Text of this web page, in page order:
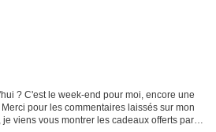
? C'est le week-end pour moi, encore une
pour les commentaires laissés sur mon
viens vous montrer les cadeaux offerts par